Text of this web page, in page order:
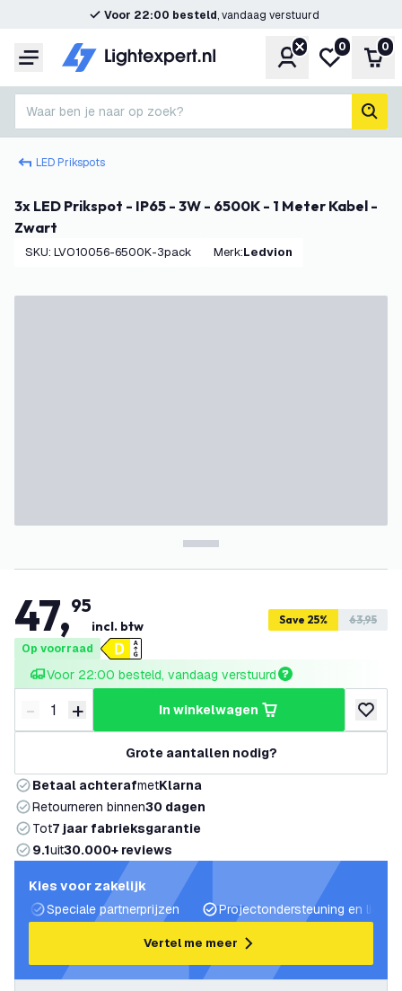
Voor 22:00 besteld, vandaag verstuurd
Menu Account
Mijn
0 0
Waar ben je naar op zoek?
LED Prikspots
3x LED Prikspot - IP65 - 3W - 6500K - 1 Meter Kabel -
Zwart
SKU: LVO10056-6500K-3pack Merk: Ledvion
47,95
incl. btw Save 25% 63,95
Op voorraad
Voor 22:00 besteld, vandaag verstuurd
Verminder hoeveelheid
- Verhoog hoeveelheid
+ in winkelwagen
Grote aantallen nodig?
Betaal achterafmetKlarna
Retourneren binnen30 dagen
Tot7 jaar fabrieksgarantie
9.1uit30.000+ reviews
Kies voor zakelijk
Speciale partnerprijzen
Projectondersteuning en
Vertel me meer